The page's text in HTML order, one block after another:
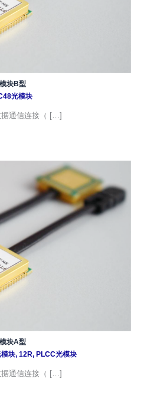
块B型
光模块
据通信连接（ […]
块A型
块, 12R, PLCC光模块
据通信连接（ […]